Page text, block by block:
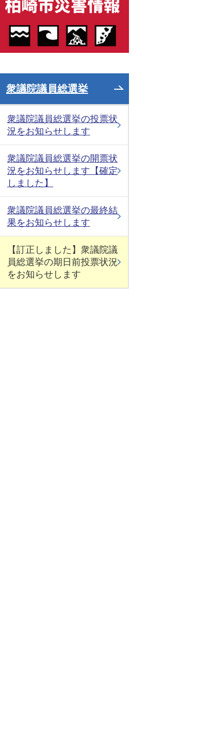
衆議院議員総選挙
衆議院議員総選挙の投票状
況をお知らせします
衆議院議員総選挙の開票状
況をお知らせします【確定
しました】
衆議院議員総選挙の最終結
果をお知らせします
【訂正しました】衆議院議
員総選挙の期日前投票状況
をお知らせします